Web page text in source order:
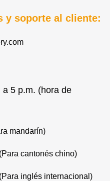
y soporte al cliente:
5 p.m. (hora de
mandarín)
cantonés chino)
inglés internacional)